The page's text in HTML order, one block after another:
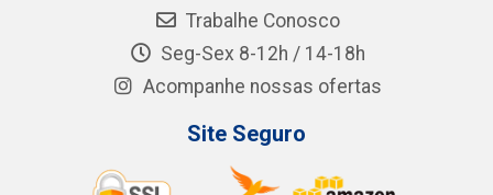
Trabalhe Conosco
Seg-Sex 8-12h / 14-18h
Acompanhe nossas ofertas
Site Seguro